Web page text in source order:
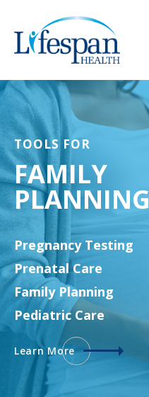
contenido
TOOLS FOR
FAMILY
PLANNING
Pregnancy Testing
Prenatal Care
Family Planning
Pediatric Care
Learn More